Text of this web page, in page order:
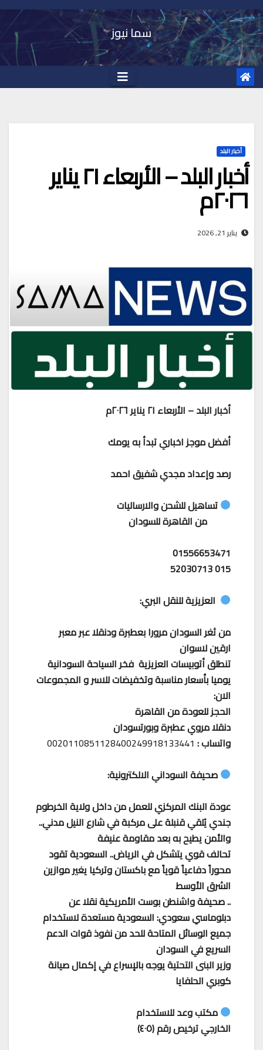
Skip
to
content
سما نيوز
أخبار البلد
أخبار البلد – الأربعاء ٢١ يناير
٢٠٢٦م
يناير 21, 2026
أخبار البلد – الأربعاء ٢١ يناير ٢٠٢٦م
أفضل موجز اخباري تبدأ به يومك
رصد وإعداد مجدي شفيق احمد
تساهيل للشحن والارساليات
من القاهرة للسودان
01556653471
015 52030713
العزيزية للنقل البري:
من ثغر السودان مرورا بعطبرة ودنقلا عبر معبر
ارقين لاسوان
تنطلق أتوبيسات العزيزية فخر السياحة السودانية
يوميا بأسعار مناسبة وتخفيضات للاسر و المجموعات
الان:
الحجز للعودة من القاهرة
دنقلا مروي عطبرة وبورتسودان
واتساب : 0020110851128400249918133441
صحيفة السوداني الالكترونية:
عودة البنك المركزي للعمل من داخل ولاية الخرطوم
جندي يُلقي قنبلة على مركبة في شارع النيل مدني..
والأمن يطيح به بعد مقاومة عنيفة
تحالف قوي يتشكل في الرياض.. السعودية تقود
محوراً دفاعياً قوياً مع باكستان وتركيا يغير موازين
الشرق الأوسط
.. صحيفة واشنطن بوست الأمريكية نقلا عن
دبلوماسي سعودي: السعودية مستعدة لاستخدام
جميع الوسائل المتاحة للحد من نفوذ قوات الدعم
السريع في السودان
وزير البنى التحتية يوجه بالإسراع في إكمال صيانة
كوبري الحلفايا
مكتب وعد للاستخدام
الخارجي ترخيص رقم (٤٠٥)